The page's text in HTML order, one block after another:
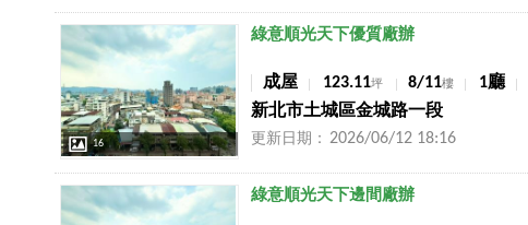
店長推薦
16
綠意順光天下優質廠辦
成屋 123.11坪 8/11樓
1廳
新北市土城區金城路一段
更新日期： 2026/06/12 18:16
店長推薦 綠意順光天下邊間廠辦